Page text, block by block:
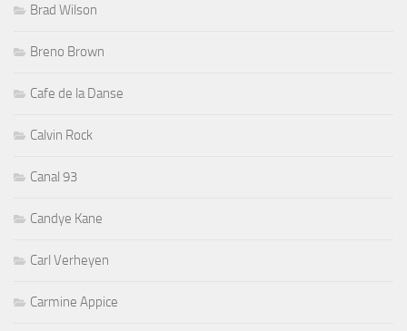
Brad Wilson
Breno Brown
Cafe de la Danse
Calvin Rock
Canal 93
Candye Kane
Carl Verheyen
Carmine Appice